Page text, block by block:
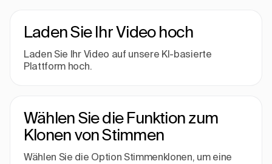
Laden Sie Ihr Video hoch
Laden Sie Ihr Video auf unsere KI-basierte
Plattform hoch.
Wählen Sie die Funktion zum
Klonen von Stimmen
Wählen Sie die Option Stimmenklonen, um eine